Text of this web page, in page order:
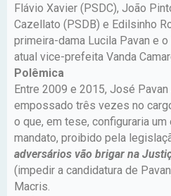
Flávio Xavier (PSDC), João
Cazellato (PSDB) e Edilsinho
primeira-dama Lucila Pavan e
atual vice-prefeita Vanda
Polêmica
Entre 2009 e 2015, José
empossado três vezes no
o que, em tese, configuraria
mandato, proibido pela
adversários vão brigar na
(impedir a candidatura de
Macris.